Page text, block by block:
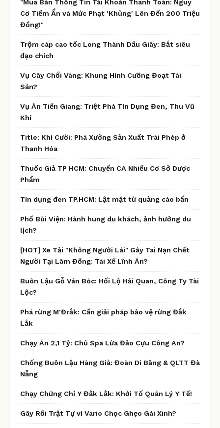
"Mua Bán Thông Tin Tài Khoản Thanh Toán: Nguy
Cơ Tiềm Ẩn và Mức Phạt 'Khủng' Lên Đến 200 Triệu
Đồng!"
Trộm cáp cao tốc Long Thành Dầu Giây: Bắt siêu
đạo chích
Vụ Cây Chổi Vàng: Khung Hình Cưỡng Đoạt Tài
Sản?
Vụ Án Tiền Giang: Triệt Phá Tín Dụng Đen, Thu Vũ
Khí
Title: Khí Cười: Phá Xưởng Sản Xuất Trái Phép ở
Thanh Hóa
Thuốc Giả TP HCM: Chuyển CA Nhiều Cơ Sở Dược
Phẩm
Tín dụng đen TP.HCM: Lật mặt từ quảng cáo bẩn
Phố Bùi Viện: Hành hung du khách, ảnh hưởng du
lịch?
[HOT] Xe Tải "Không Người Lái" Gây Tai Nạn Chết
Người Tại Lâm Đồng: Tài Xế Lĩnh Án?
Buôn Lậu Gỗ Ván Bóc: Hối Lộ Hải Quan, Công Ty Tài
Lộc?
Phá rừng M'Đrắk: Cần giải pháp bảo vệ rừng Đắk
Lắk
Chạy Án 2,1 Tỷ: Chủ Spa Lừa Đảo Cựu Công An?
Chống Buôn Lậu Hàng Giả: Đoàn Di Băng & QLTT Đà
Nẵng
Chạy Chứng Chỉ Y Đắk Lắk: Khởi Tố Quản Lý Y Tế!
Gây Rối Trật Tự vì Vario Chọc Ghẹo Gái Xinh?